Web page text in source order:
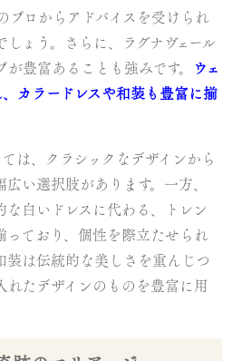
プロからアドバイスを受けられ
しょう。さらに、ラグナヴェール
豊富あることも強みです。
ウェ
、カラードレスや和装も豊富に揃
は、クラシックなデザインから
い選択肢があります。一方、
な白いドレスに代わる、トレン
っており、個性を際立たせられ
装は伝統的な美しさを重んじつ
れたデザインのものを豊富に用